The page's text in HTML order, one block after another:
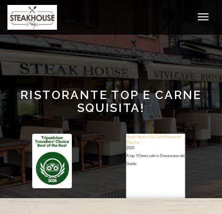
RISTORANTE TOP E CARNE
SQUISITA!
Steak House Vivi Cafe Ristorante -
Pizzeria
2025
A top 10 best cafe in Desenzano del
Garda
Restaurant Guru